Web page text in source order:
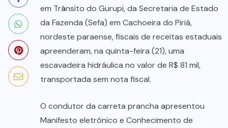
em Trânsito do Gurupi, da Secretaria de Estado
da Fazenda (Sefa) em Cachoeira do Piriá,
nordeste paraense, fiscais de receitas estaduais
apreenderam, na quinta-feira (21), uma
escavadeira hidráulica no valor de R$ 81 mil,
transportada sem nota fiscal.
O condutor da carreta prancha apresentou
Manifesto eletrônico e Conhecimento de